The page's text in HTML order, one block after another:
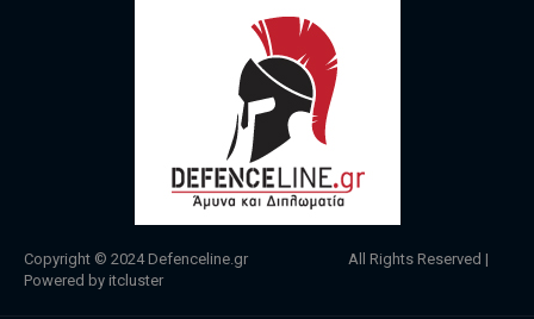
Copyright © 2024 Defenceline.gr All Rights Reserved |
Powered by itcluster